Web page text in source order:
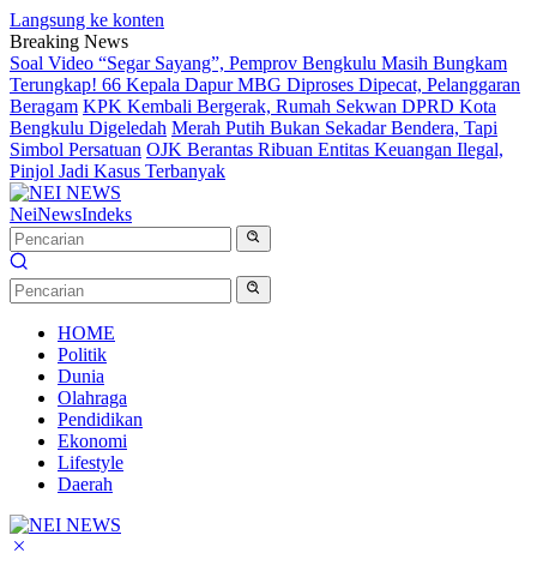
Langsung ke konten
Breaking News
Soal Video “Segar Sayang”, Pemprov Bengkulu Masih Bungkam
Terungkap! 66 Kepala Dapur MBG Diproses Dipecat, Pelanggaran
Beragam KPK Kembali Bergerak, Rumah Sekwan DPRD Kota
Bengkulu Digeledah Merah Putih Bukan Sekadar Bendera, Tapi
Simbol Persatuan OJK Berantas Ribuan Entitas Keuangan Ilegal,
Pinjol Jadi Kasus Terbanyak
NeiNewsIndeks
HOME
Politik
Dunia
Olahraga
Pendidikan
Ekonomi
Lifestyle
Daerah